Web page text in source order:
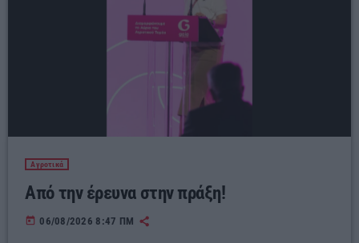
Αγροτικά
Από την έρευνα στην πράξη!
today 06/08/2026 8:47 ΠΜ